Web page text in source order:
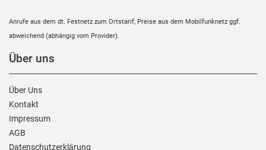
Anrufe aus dem dt. Festnetz zum Ortstarif, Preise aus dem Mobilfunknetz ggf.
abweichend (abhängig vom Provider).
Über uns
Über Uns
Kontakt
Impressum
AGB
Daten­schutz­erklärung